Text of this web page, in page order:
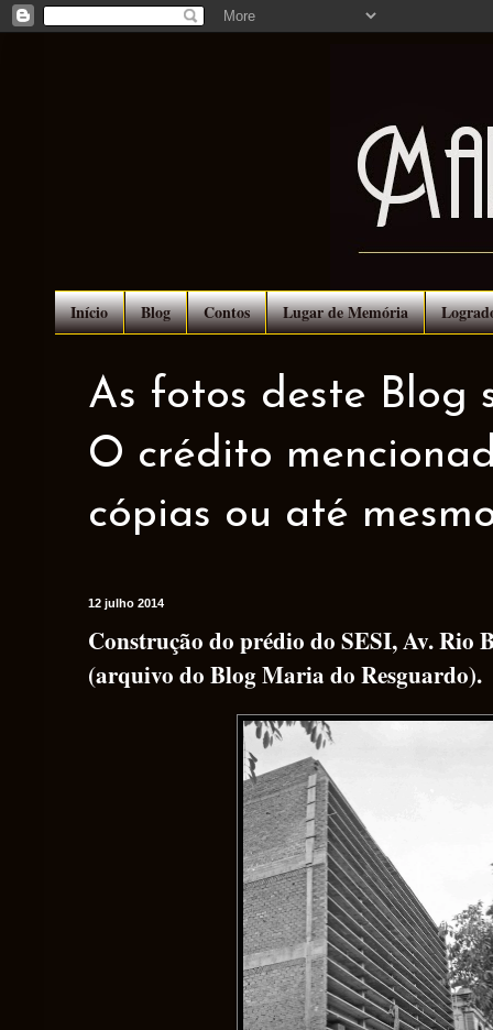
Início Blog Contos Lugar de Memória
As fotos deste Blog
O crédito
cópias ou até
12 julho 2014
Construção do prédio do SESI, Av. Rio
(arquivo do Blog Maria do Resguardo).